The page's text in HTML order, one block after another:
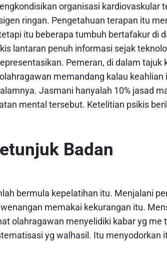
organisasi kardiovaskular
ringan. Pengetahuan terapan itu
itu beberapa tumbuh bertafakur di
lantaran penuh informasi sejak
Pemeran, di dalam tajuk
memandang kalau
Jasmani hanyalah 10% jasad
mental tersebut. Ketelitian psikis
Badan
bermula kepelatihan itu. Menjalani
memakai kekurangan itu.
olahragawan menyelidiki kabar yg me
yg walhasil. Itu menyodorkan